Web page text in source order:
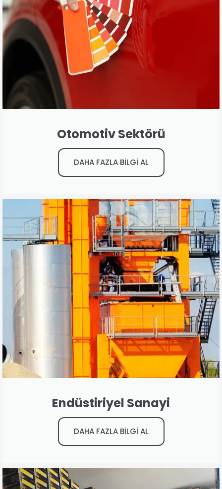
Otomotiv Sektörü
DAHA FAZLA BİLGİ AL
Endüstiriyel Sanayi
DAHA FAZLA BİLGİ AL